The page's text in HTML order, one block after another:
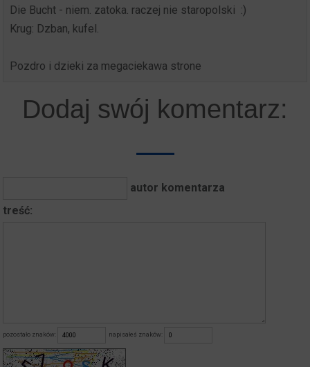
Die Bucht - niem. zatoka. raczej nie staropolski :)
Krug: Dzban, kufel.
Pozdro i dzieki za megaciekawa strone
Dodaj swój komentarz:
autor komentarza
treść:
pozostało znaków: napisałeś znaków: